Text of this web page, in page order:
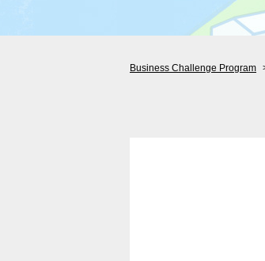
Business Challenge Program